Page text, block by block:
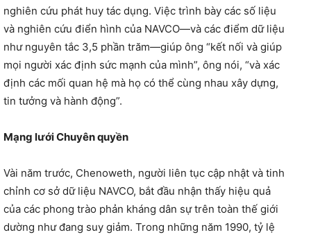
nghiên cứu phát huy tác dụng. Việc trình bày các số liệu
và nghiên cứu điển hình của NAVCO—và các điểm dữ liệu
như nguyên tắc 3,5 phần trăm—giúp ông “kết nối và giúp
mọi người xác định sức mạnh của mình”, ông nói, “và xác
định các mối quan hệ mà họ có thể cùng nhau xây dựng,
tin tưởng và hành động”.
Mạng lưới Chuyên quyền
Vài năm trước, Chenoweth, người liên tục cập nhật và tinh
chỉnh cơ sở dữ liệu NAVCO, bắt đầu nhận thấy hiệu quả
của các phong trào phản kháng dân sự trên toàn thế giới
dường như đang suy giảm. Trong những năm 1990, tỷ lệ